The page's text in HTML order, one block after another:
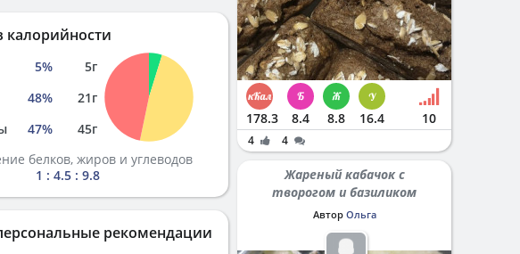
5% 5г
48% 21г
47% 45г
белков, жиров и углеводов
1 : 4.5 : 9.8
рекомендации
178.3 8.4 8.8 16.4 10
4 4
Жареный кабачок с
творогом и базиликом
Автор Ольга